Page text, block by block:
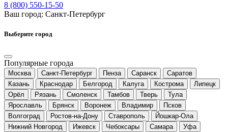
8 (800) 550-15-50
Ваш город: Санкт-Петербург
Выберите город
Популярные города
Москва Санкт-Петербург Пенза Саранск
Саратов
Казань
Краснодар Белгород Калуга Кострома
Липецк
Орёл
Рязань Смоленск Тамбов Тверь
Тула
Ярославль
Брянск Воронеж Владимир
Псков
Волгоград
Ростов-на-Дону Ставрополь
Йошкар-Ола
Нижний Новгород
Ижевск Чебоксары Самара
Уфа